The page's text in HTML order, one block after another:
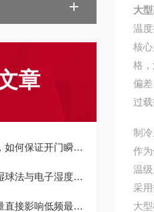
章
开门瞬间温度回升慢？
湿度传感器哪个更准？
响低频最大加速度？
大
温
核
格
偏
过
制
作
温
采
大